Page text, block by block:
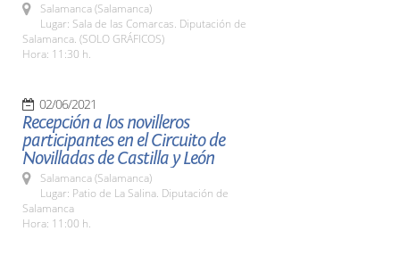
Salamanca (Salamanca)
Lugar: Sala de las Comarcas. Diputación de
Salamanca. (SOLO GRÁFICOS)
Hora: 11:30 h.
02/06/2021
Recepción a los novilleros
participantes en el Circuito de
Novilladas de Castilla y León
Salamanca (Salamanca)
Lugar: Patio de La Salina. Diputación de
Salamanca
Hora: 11:00 h.